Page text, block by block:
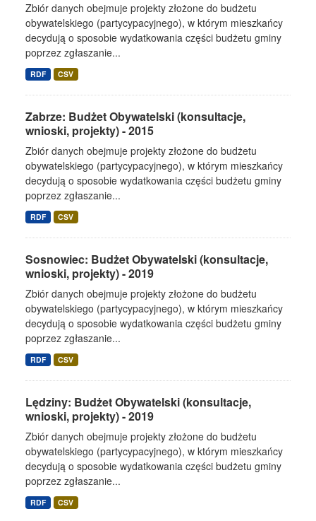
Zbiór danych obejmuje projekty złożone do budżetu
obywatelskiego (partycypacyjnego), w którym mieszkańcy
decydują o sposobie wydatkowania części budżetu gminy
poprzez zgłaszanie...
RDF CSV
Zabrze: Budżet Obywatelski (konsultacje,
wnioski, projekty) - 2015
Zbiór danych obejmuje projekty złożone do budżetu
obywatelskiego (partycypacyjnego), w którym mieszkańcy
decydują o sposobie wydatkowania części budżetu gminy
poprzez zgłaszanie...
RDF CSV
Sosnowiec: Budżet Obywatelski (konsultacje,
wnioski, projekty) - 2019
Zbiór danych obejmuje projekty złożone do budżetu
obywatelskiego (partycypacyjnego), w którym mieszkańcy
decydują o sposobie wydatkowania części budżetu gminy
poprzez zgłaszanie...
RDF CSV
Lędziny: Budżet Obywatelski (konsultacje,
wnioski, projekty) - 2019
Zbiór danych obejmuje projekty złożone do budżetu
obywatelskiego (partycypacyjnego), w którym mieszkańcy
decydują o sposobie wydatkowania części budżetu gminy
poprzez zgłaszanie...
RDF CSV